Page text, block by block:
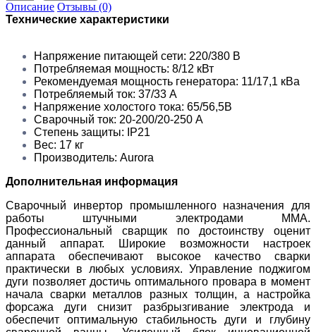
Описание Отзывы (0)
Технические характеристики
Напряжение питающей сети: 220/380 В
Потребляемая мощность: 8/12 кВт
Рекомендуемая мощность генератора: 11/17,1 кВа
Потребляемый ток: 37/33 А
Напряжение холостого тока: 65/56,5В
Сварочный ток: 20-200/20-250 А
Степень защиты: IP21
Вес: 17 кг
Производитель: Aurora
Дополнительная информация
Сварочный инвертор промышленного назначения для
работы штучными электродами MMA.
Профессиональный сварщик по достоинству оценит
данный аппарат. Широкие возможности настроек
аппарата обеспечивают высокое качество сварки
практически в любых условиях. Управление поджигом
дуги позволяет достичь оптимального провара в момент
начала сварки металлов разных толщин, а настройка
форсажа дуги снизит разбрызгивание электрода и
обеспечит оптимальную стабильность дуги и глубину